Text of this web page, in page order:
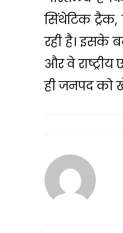
सिंथेटिक ट्रैक,
रही है। इसके
और वे
ही जनपद को